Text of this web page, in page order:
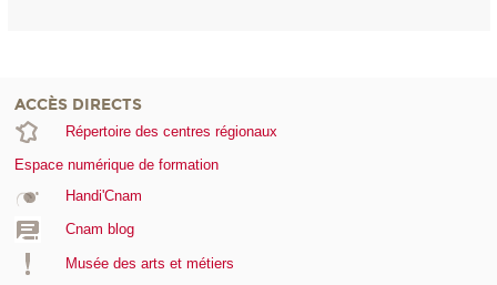
ACCÈS DIRECTS
Répertoire des centres régionaux
Espace numérique de formation
Handi'Cnam
Cnam blog
Musée des arts et métiers